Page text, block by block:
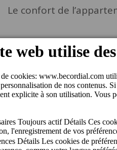
Le confort de
Séjour parfait
Marie-26/04/2026/fr/
Séjour parfait !
transats disponible.
place. Lave linge très
avons apprécié que